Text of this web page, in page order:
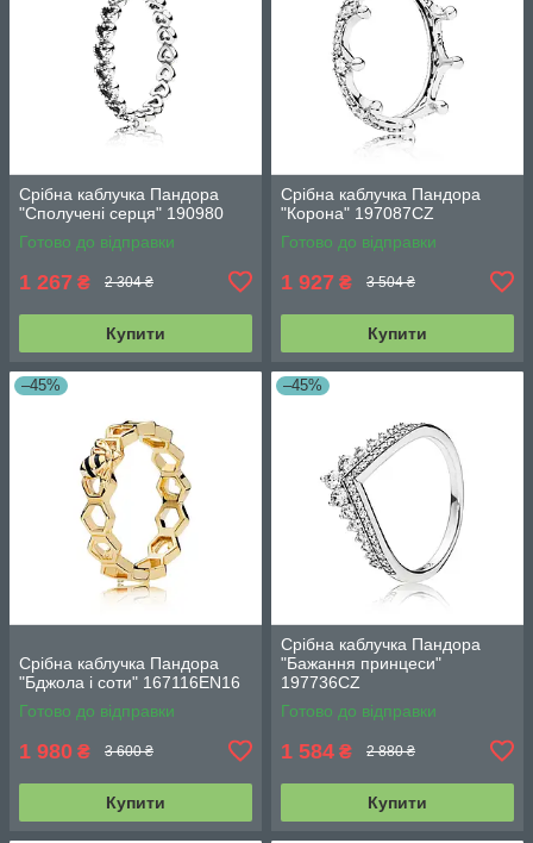
Срібна каблучка Пандора
"Сполучені серця" 190980
Готово до відправки
1 267 ₴ 2 304 ₴
Купити
Срібна каблучка Пандора
"Корона" 197087CZ
Готово до відправки
1 927 ₴ 3 504 ₴
Купити
–45%
Срібна каблучка Пандора
"Бджола і соти" 167116EN16
Готово до відправки
1 980 ₴ 3 600 ₴
Купити
–45%
Срібна каблучка Пандора
"Бажання принцеси"
197736CZ
Готово до відправки
1 584 ₴ 2 880 ₴
Купити